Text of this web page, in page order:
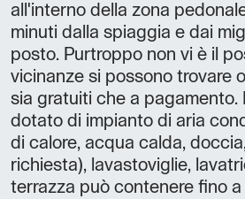
all'interno della zona
minuti dalla spiaggia e dai
posto. Purtroppo non vi è il
vicinanze si possono trovare
sia gratuiti che a
dotato di impianto di aria
di calore, acqua calda,
richiesta), lavastoviglie,
terrazza può contenere fino